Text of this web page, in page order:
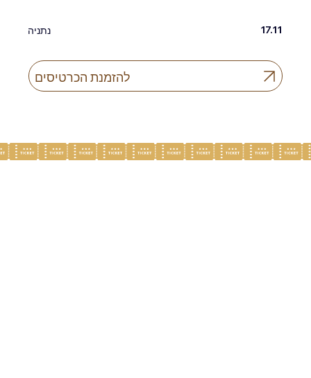
נתניה
להזמנת הכרטיסים
17.11